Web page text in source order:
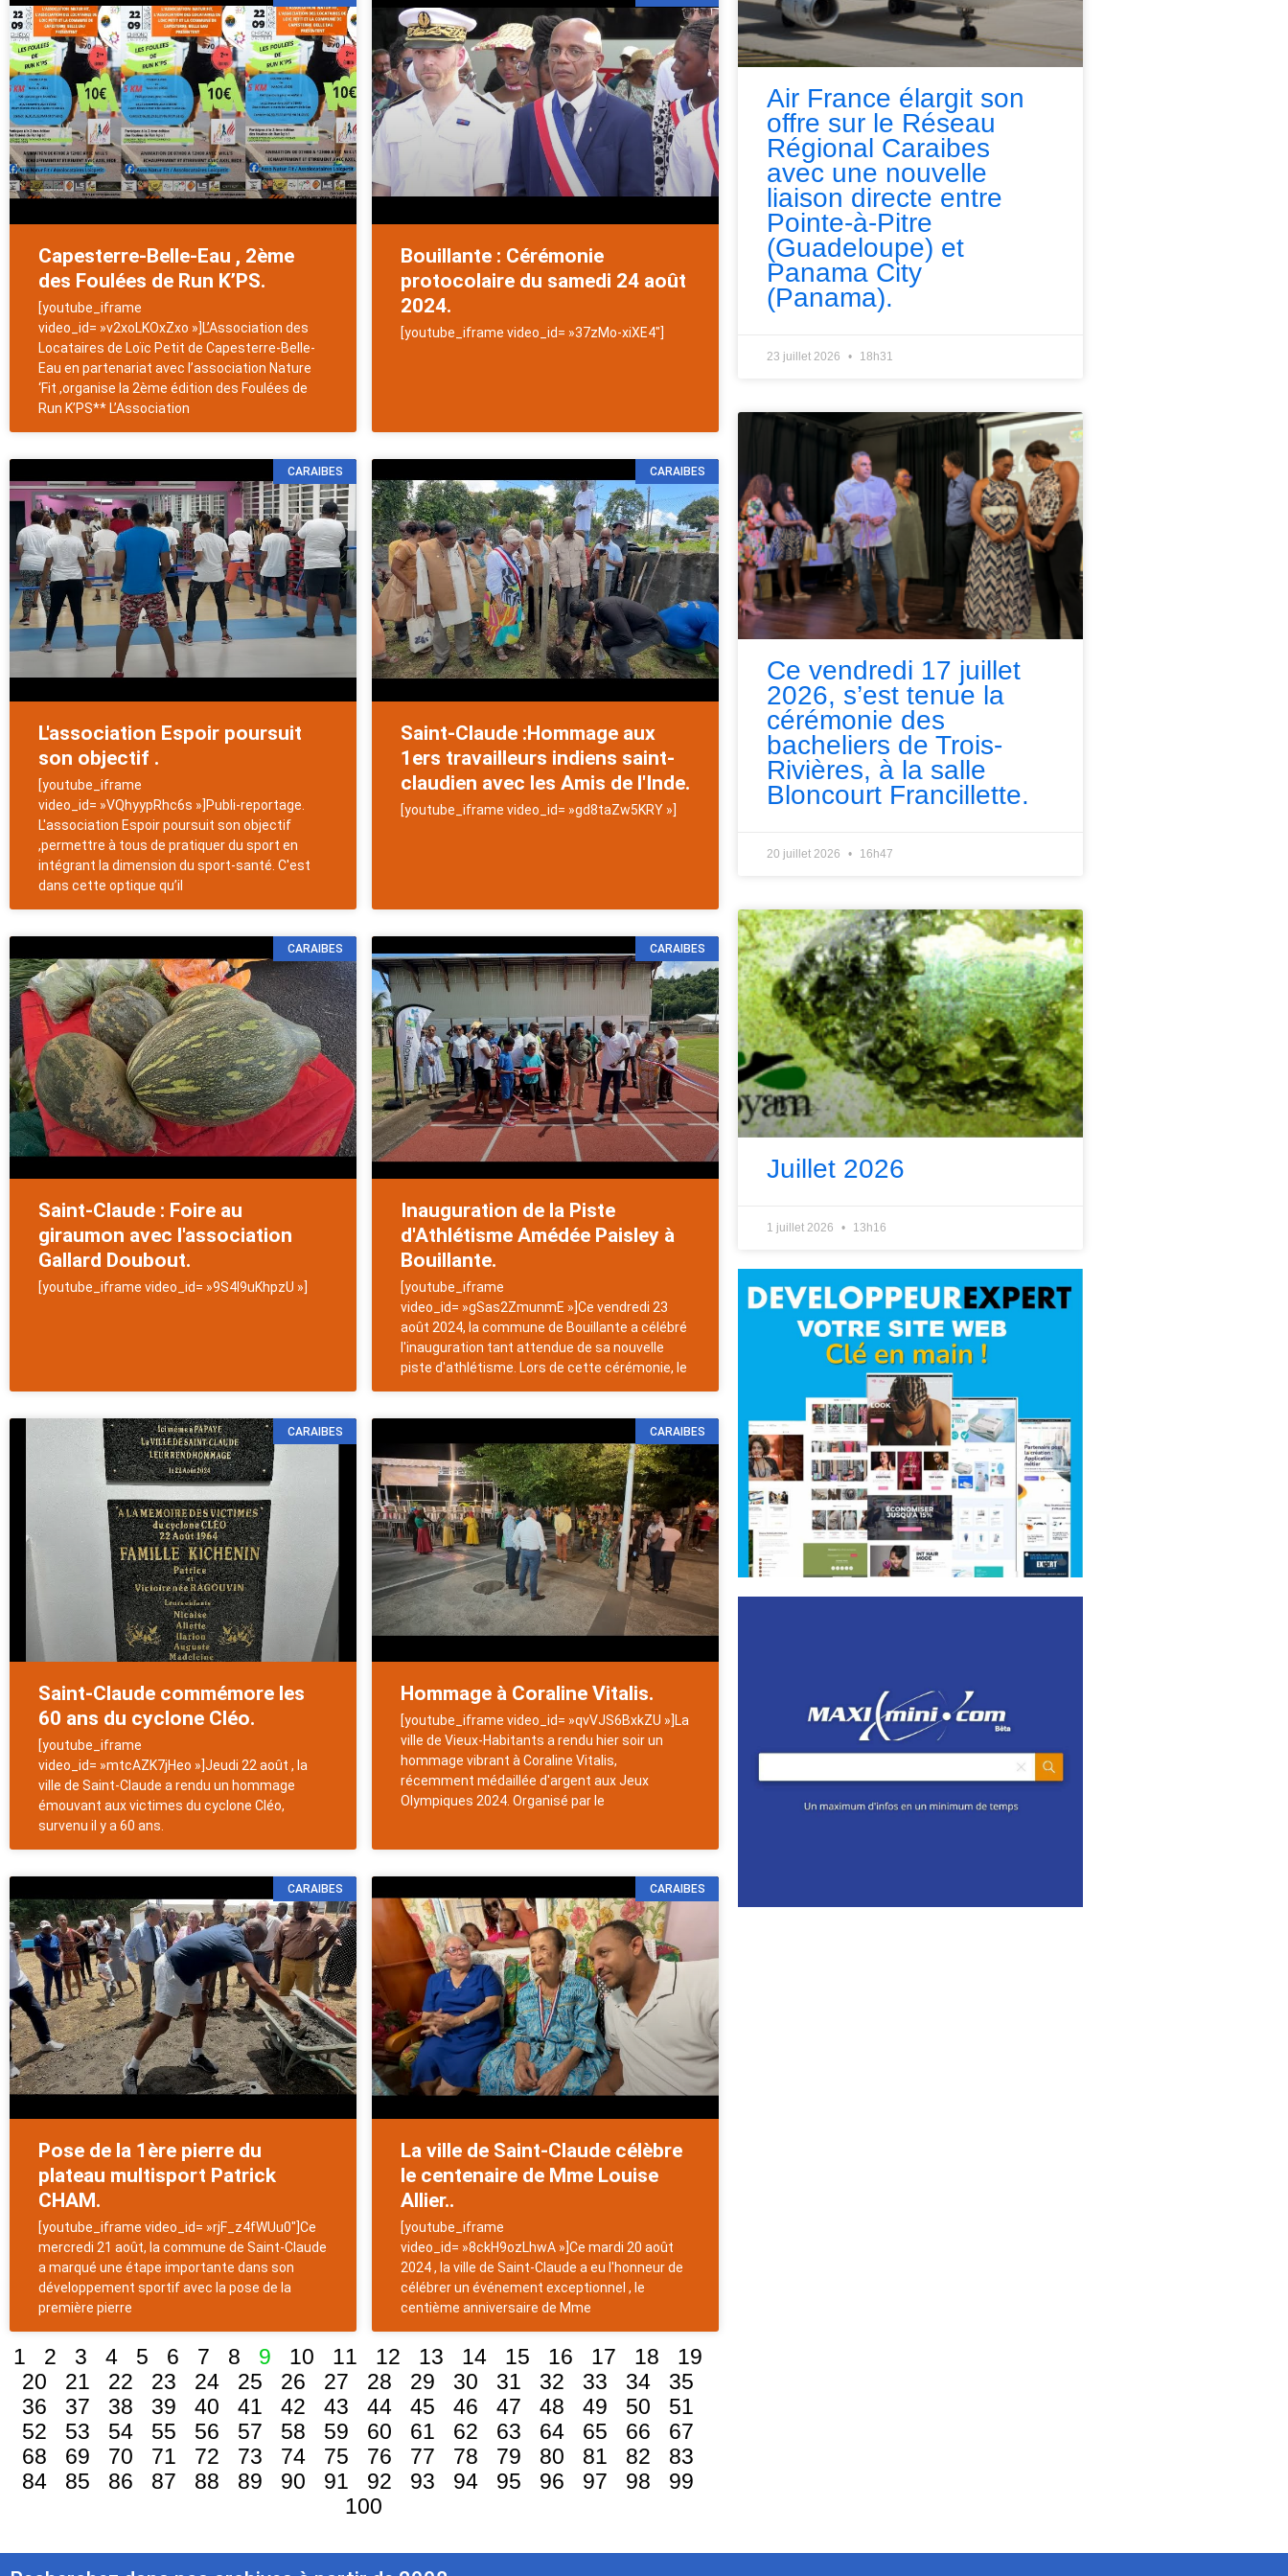
Capesterre-Belle-Eau , 2ème
des Foulées de Run K’PS.
[youtube_iframe
video_id= »v2xoLKOxZxo »]L’Association des
Locataires de Loïc Petit de Capesterre-Belle-
Eau en partenariat avec l’association Nature
‘Fit ,organise la 2ème édition des Foulées de
Run K’PS** L’Association
Bouillante : Cérémonie
protocolaire du samedi 24 août
2024.
[youtube_iframe video_id= »37zMo-xiXE4″]
CARAIBES
L'association Espoir poursuit
son objectif .
[youtube_iframe
video_id= »VQhyypRhc6s »]Publi-reportage.
L'association Espoir poursuit son objectif
,permettre à tous de pratiquer du sport en
intégrant la dimension du sport-santé. C'est
dans cette optique qu’il
CARAIBES
Saint-Claude :Hommage aux
1ers travailleurs indiens saint-
claudien avec les Amis de l'Inde.
[youtube_iframe video_id= »gd8taZw5KRY »]
CARAIBES
Saint-Claude : Foire au
giraumon avec l'association
Gallard Doubout.
[youtube_iframe video_id= »9S4I9uKhpzU »]
CARAIBES
Inauguration de la Piste
d'Athlétisme Amédée Paisley à
Bouillante.
[youtube_iframe
video_id= »gSas2ZmunmE »]Ce vendredi 23
août 2024, la commune de Bouillante a célébré
l'inauguration tant attendue de sa nouvelle
piste d'athlétisme. Lors de cette cérémonie, le
CARAIBES
Saint-Claude commémore les
60 ans du cyclone Cléo.
[youtube_iframe
video_id= »mtcAZK7jHeo »]Jeudi 22 août , la
ville de Saint-Claude a rendu un hommage
émouvant aux victimes du cyclone Cléo,
survenu il y a 60 ans.
CARAIBES
Hommage à Coraline Vitalis.
[youtube_iframe video_id= »qvVJS6BxkZU »]La
ville de Vieux-Habitants a rendu hier soir un
hommage vibrant à Coraline Vitalis,
récemment médaillée d'argent aux Jeux
Olympiques 2024. Organisé par le
CARAIBES
Pose de la 1ère pierre du
plateau multisport Patrick
CHAM.
[youtube_iframe video_id= »rjF_z4fWUu0″]Ce
mercredi 21 août, la commune de Saint-Claude
a marqué une étape importante dans son
développement sportif avec la pose de la
première pierre
CARAIBES
La ville de Saint-Claude célèbre
le centenaire de Mme Louise
Allier..
[youtube_iframe
video_id= »8ckH9ozLhwA »]Ce mardi 20 août
2024 , la ville de Saint-Claude a eu l'honneur de
célébrer un événement exceptionnel , le
centième anniversaire de Mme
1 2 3 4 5 6 7 8 9 10 11 12 13 14 15 16 17 18
19
20
21 22 23 24 25 26 27 28 29 30 31 32 33 34
35
36
37 38 39 40 41 42 43 44 45 46 47 48 49 50
51
52
53 54 55 56 57 58 59 60 61 62 63 64 65 66
67
68
69 70 71 72 73 74 75 76 77 78 79 80 81 82
83
84
85 86 87 88 89 90 91 92 93 94 95 96 97 98
99
100
Air France élargit son
offre sur le Réseau
Régional Caraibes
avec une nouvelle
liaison directe entre
Pointe-à-Pitre
(Guadeloupe) et
Panama City
(Panama).
23 juillet 2026 18h31
Ce vendredi 17 juillet
2026, s’est tenue la
cérémonie des
bacheliers de Trois-
Rivières, à la salle
Bloncourt Francillette.
20 juillet 2026 16h47
Juillet 2026
1 juillet 2026 13h16